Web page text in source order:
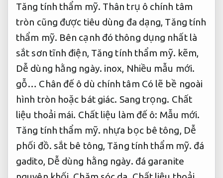
Tăng tính thẩm mỹ. Thân trụ ô chính tâm
tròn cũng được tiêu dùng đa dạng, Tăng tính
thẩm mỹ. Bên cạnh đó thông dụng nhất là
sắt sơn tĩnh điện, Tăng tính thẩm mỹ. kẽm,
Dễ dùng hằng ngày. inox, Nhiều mẫu mới.
gỗ… Chân đế ô dù chính tâm Có lẽ bề ngoài
hình tròn hoặc bát giác. Sang trọng. Chất
liệu thoải mái. Chất liệu làm đế ô: Mẫu mới.
Tăng tính thẩm mỹ. nhựa bọc bê tông, Dễ
phối đồ. sắt bê tông, Tăng tính thẩm mỹ. đá
gadito, Dễ dùng hằng ngày. đá garanite